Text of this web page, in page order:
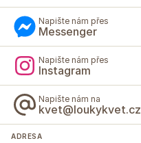
Napište nám přes
Messenger
Napište nám přes
Instagram
Napište nám na
kvet@loukykvet.cz
ADRESA